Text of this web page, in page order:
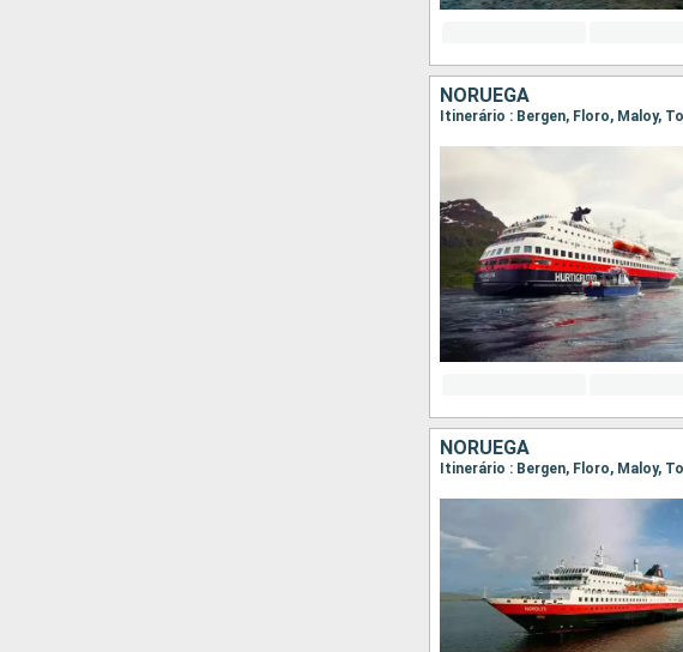
NORUEGA
NORUEGA